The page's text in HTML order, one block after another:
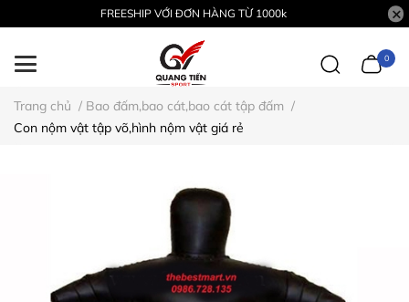
FREESHIP VỚI ĐƠN HÀNG TỪ 1000k
0
Trang chủ / Bao đấm,bao cát,bao cát tập đấm /
Con nộm vật tập võ,hình nộm vật giá rẻ